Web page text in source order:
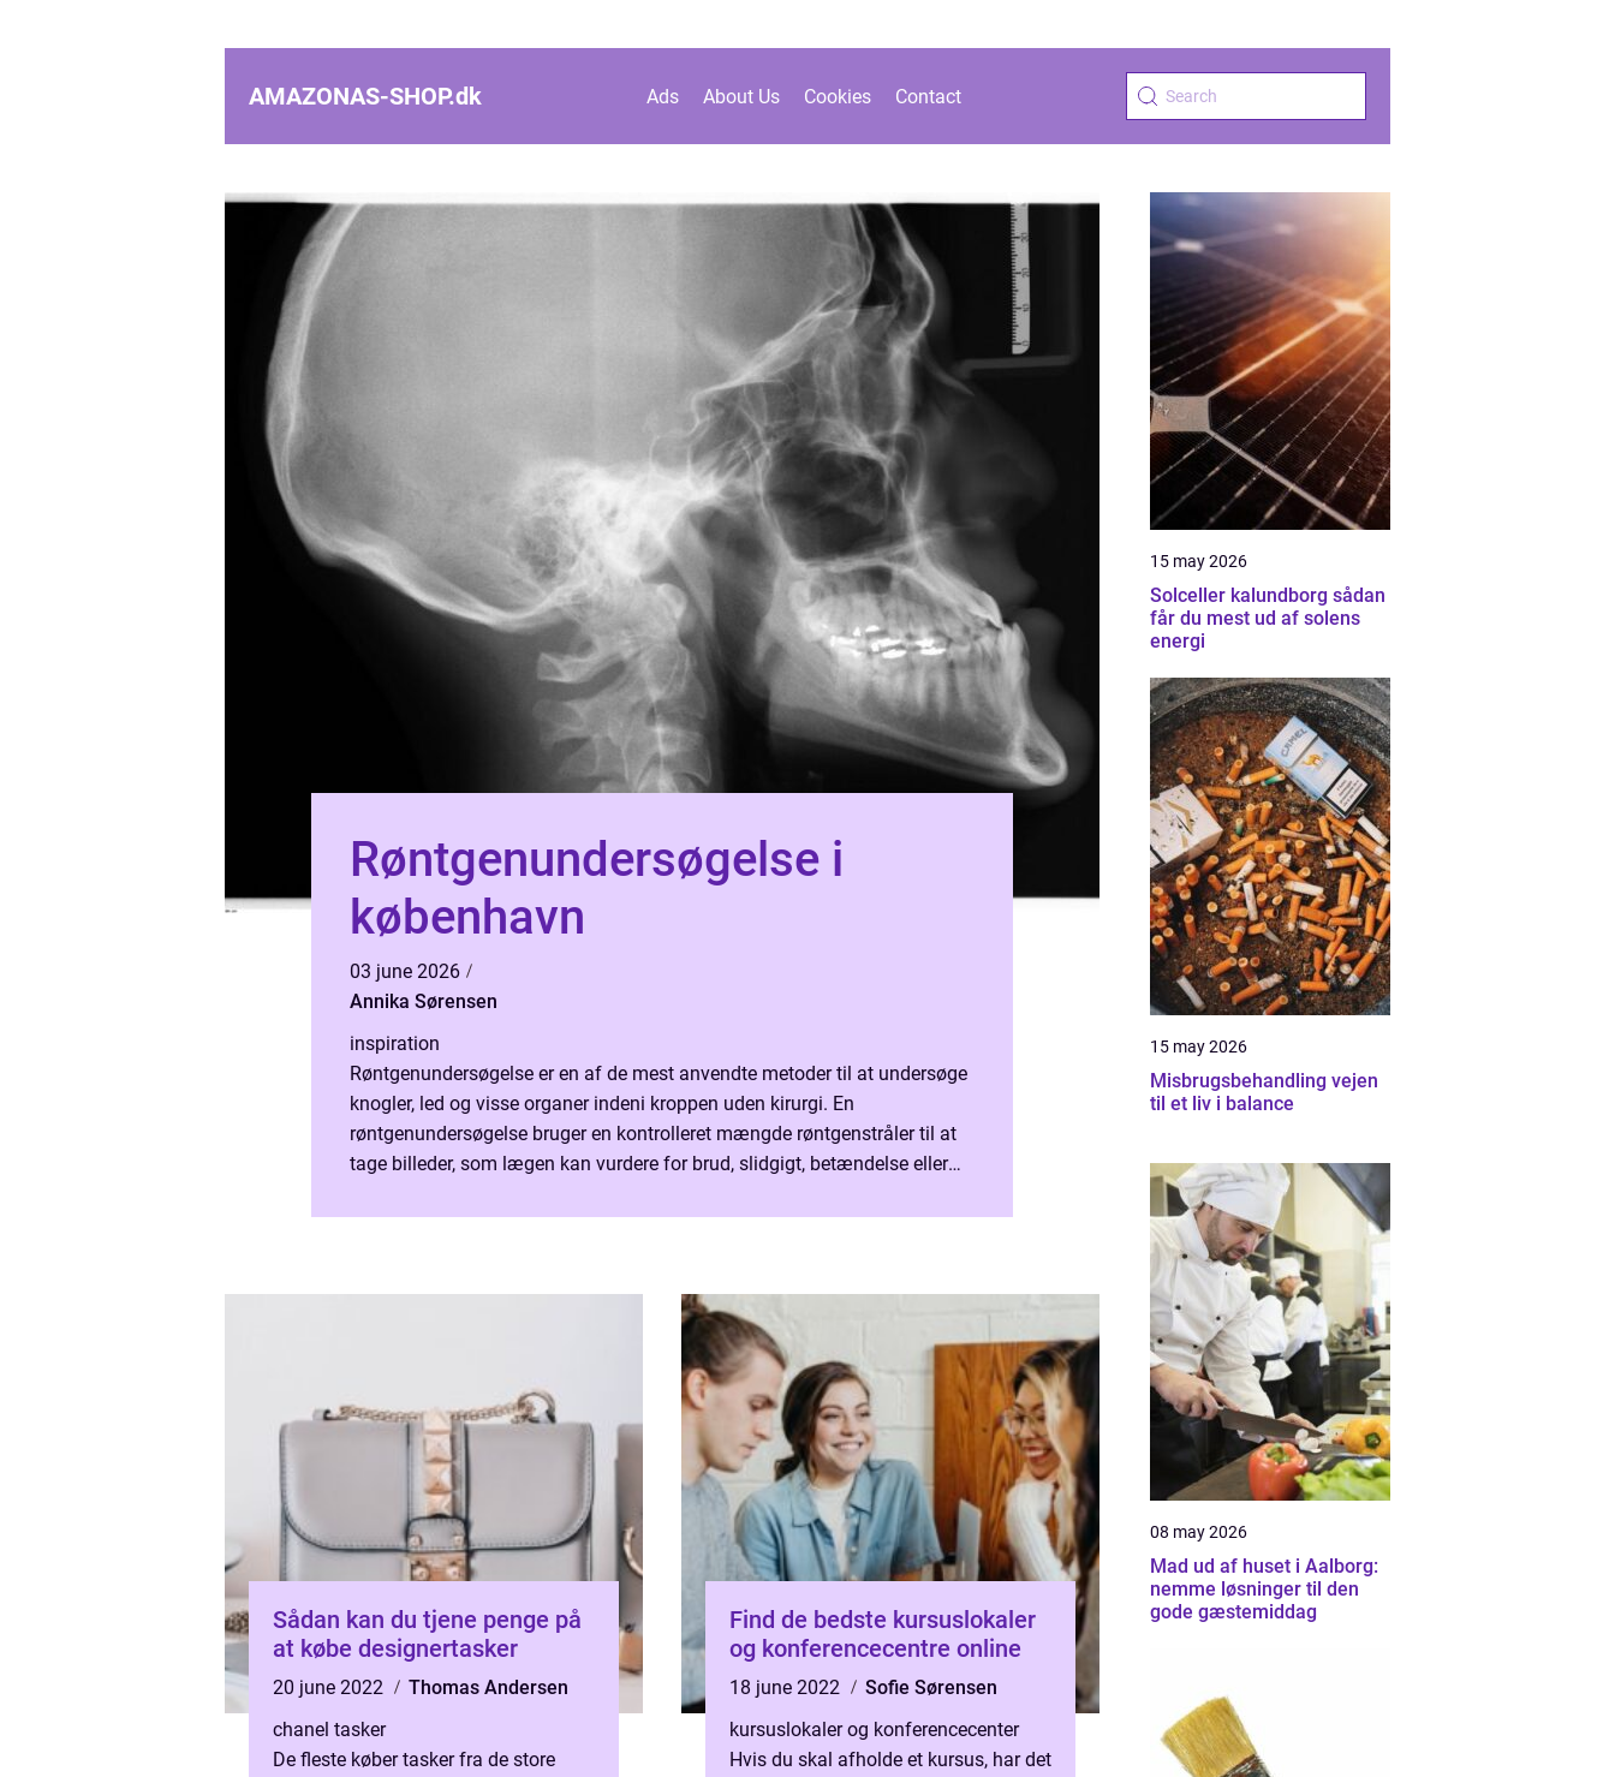
AMAZONAS-SHOP.dk Ads About Us Cookies Contact
Røntgenundersøgelse i
københavn
03 june 2026
Annika Sørensen
inspiration
Røntgenundersøgelse er en af de mest anvendte metoder til at undersøge
knogler, led og visse organer indeni kroppen uden kirurgi. En
røntgenundersøgelse bruger en kontrolleret mængde røntgenstråler til at
tage billeder, som lægen kan vurdere for brud, slidgigt, betændelse eller
Sådan kan du tjene penge på
at købe designertasker
20 june 2022
Thomas Andersen
chanel tasker
De fleste køber tasker fra de store
Find de bedste kursuslokaler
og konferencecentre online
18 june 2022
Sofie Sørensen
kursuslokaler og konferencecenter
Hvis du skal afholde et kursus, har det
15 may 2026
Solceller kalundborg sådan
får du mest ud af solens
energi
15 may 2026
Misbrugsbehandling vejen
til et liv i balance
08 may 2026
Mad ud af huset i Aalborg:
nemme løsninger til den
gode gæstemiddag